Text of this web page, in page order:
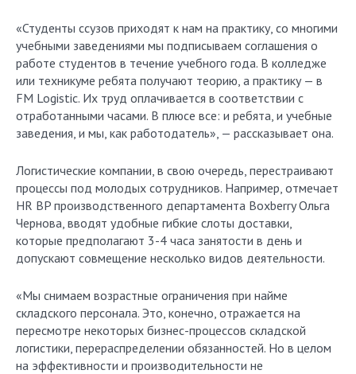
«Студенты ссузов приходят к нам на практику, со многими
учебными заведениями мы подписываем соглашения о
работе студентов в течение учебного года. В колледже
или техникуме ребята получают теорию, а практику — в
FM Logistic. Их труд оплачивается в соответствии с
отработанными часами. В плюсе все: и ребята, и учебные
заведения, и мы, как работодатель», — рассказывает она.
Логистические компании, в свою очередь, перестраивают
процессы под молодых сотрудников. Например, отмечает
HR BP производственного департамента Boxberry Ольга
Чернова, вводят удобные гибкие слоты доставки,
которые предполагают 3-4 часа занятости в день и
допускают совмещение несколько видов деятельности.
«Мы снимаем возрастные ограничения при найме
складского персонала. Это, конечно, отражается на
пересмотре некоторых бизнес-процессов складской
логистики, перераспределении обязанностей. Но в целом
на эффективности и производительности не